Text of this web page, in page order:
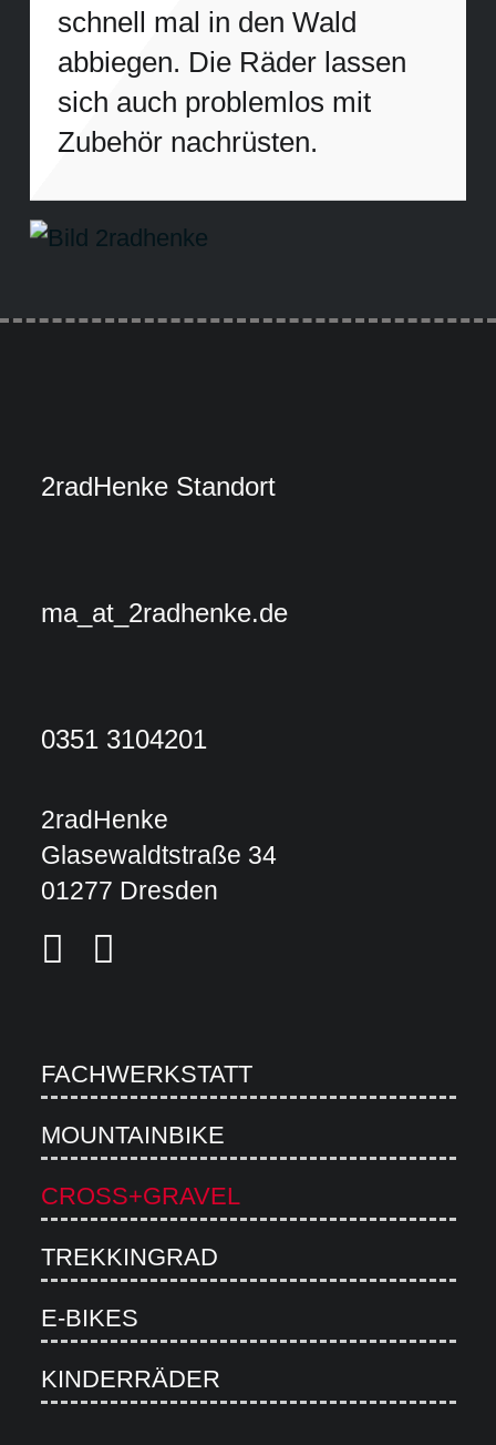
schnell mal in den Wald
abbiegen. Die Räder lassen
sich auch problemlos mit
Zubehör nachrüsten.
2radHenke Standort
ma_at_ 2radhenke.de
0351 3104201
2radHenke
Glasewaldtstraße 34
01277 Dresden
FACHWERKSTATT
MOUNTAINBIKE
CROSS+GRAVEL
TREKKINGRAD
E-BIKES
KINDERRÄDER